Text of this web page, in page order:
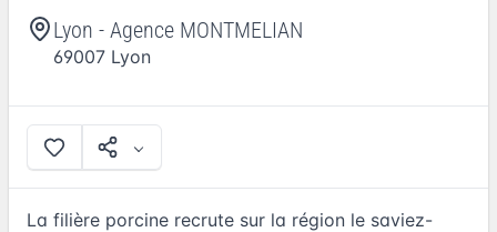
Lyon - Agence MONTMELIAN
69007 Lyon
La filière porcine recrute sur la région le saviez-